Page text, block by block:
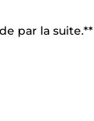
par la suite.**